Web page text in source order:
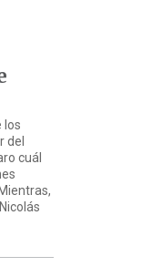
los
del
cuál